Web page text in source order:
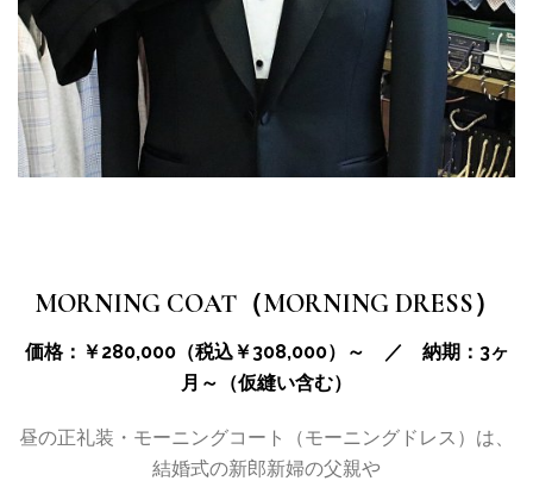
MORNING COAT（MORNING DRESS）
価格：￥280,000（税込￥308,000）～ ／ 納期：3ヶ
月～（仮縫い含む）
昼の正礼装・モーニングコート（モーニングドレス）は、
結婚式の新郎新婦の父親や